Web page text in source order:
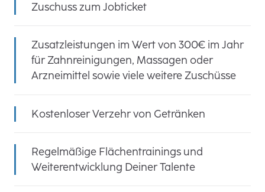
Zuschuss zum Jobticket
Zusatzleistungen im Wert von 300€ im Jahr
für Zahnreinigungen, Massagen oder
Arzneimittel sowie viele weitere Zuschüsse
Kostenloser Verzehr von Getränken
Regelmäßige Flächentrainings und
Weiterentwicklung Deiner Talente